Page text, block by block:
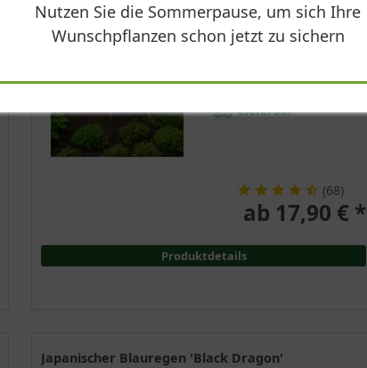
Grüngelb
Sonnig-halbschattig
bis zu 3 m
Lieferbar
(68)
ab 17,90 € *
Produktdetails
Japanischer Blauregen 'Black Dragon'
Nutzen Sie die Sommerpause, um sich Ihre
Wunschpflanzen schon jetzt zu sichern